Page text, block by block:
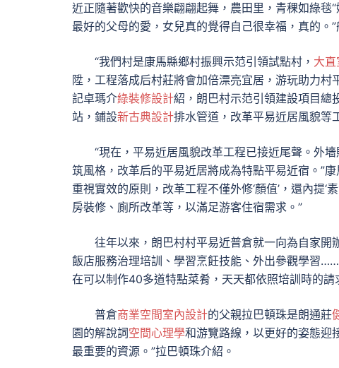
近正隨著歡快的音樂翩翩起舞，農田里，青稞如綠
最好的父母的愛，女兒真的覺得自己很幸福，真的。
“我們村是康馬縣鄉村振興示范引領試點村， 大
陞，工程落成后村莊將會加倍漂亮宜居，游玩助力
記卓瑪介綠裝修設計紹，朗巴村示范引領建設項目總
站，鋪設新古典設計排水管道，改革平易近居風貌等
“現在，平易近居風貌改革工程已接近尾聲。外
筑風格，改革后的平易近居將成為特點平易近宿。”
重視實效的原則，改革工程不僅外修‘顏值’，還內提
房裝修、廁所改革等，以滿足游客住宿需求。”
往年以來，朗巴村村平易近普倉就一向為自家
飯店服務治理培訓、學習烹飪技能、外出參觀學習
在可以制作40多道特點菜肴，天天都依照培訓時的請
普倉商業空間室內設計的父親拉巴頓珠是朗通莊
園的解說詞空間心理學和游覽路線，以更好的姿態迎
最重要的資源。”拉巴頓珠介紹。